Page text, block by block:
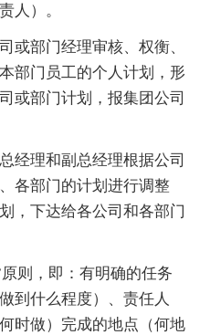
人）。
或部门经理审核、权衡、
部门员工的个人计划，形
或部门计划，报集团公司
经理和副总经理根据公司
各部门的计划进行调整
，下达给各公司和各部门
则，即：有明确的任务
到什么程度）、责任人
时做）完成的地点（何地